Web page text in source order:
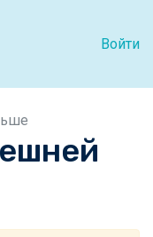
Войти